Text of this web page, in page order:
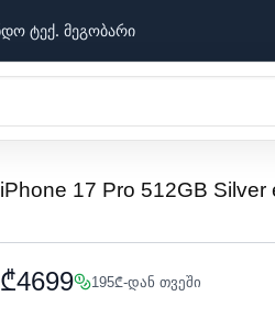
ტექ. მეგობარი